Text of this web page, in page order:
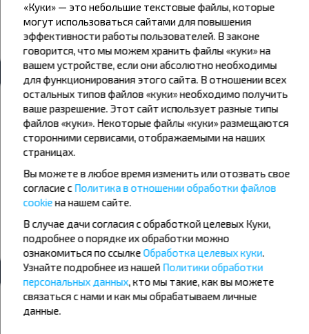
Жгунь
Жгунь-1
Все автовокзалы Жгунь
Погода
07
+30°C
+20°C Вечер
08
+23°C День
+17°C Вечер
09
+24°C
+17°C
Хотите путешествовать дешевле?
Не пропусти специальные акции, скидки и другие интересные
«Куки» — это небольшие текстовые файлы, которые
могут использоваться сайтами для повышения
эффективности работы пользователей. В законе
говорится, что мы можем хранить файлы «куки» на
вашем устройстве, если они абсолютно необходимы
для функционирования этого сайта. В отношении всех
остальных типов файлов «куки» необходимо получить
ваше разрешение. Этот сайт использует разные типы
файлов «куки». Некоторые файлы «куки» размещаются
сторонними сервисами, отображаемыми на наших
страницах.
Вы можете в любое время изменить или отозвать свое
согласие сПолитика в отношении обработки файлов
cookieна нашем сайте.
В случае дачи согласия с обработкой целевых Куки,
подробнее о порядке их обработки можно
ознакомиться по ссылкеОбработка целевых куки.
Узнайте подробнее из нашей Политики обработки
персональных данных, кто мы такие, как вы можете
связаться с нами и как мы обрабатываем личные
данные.